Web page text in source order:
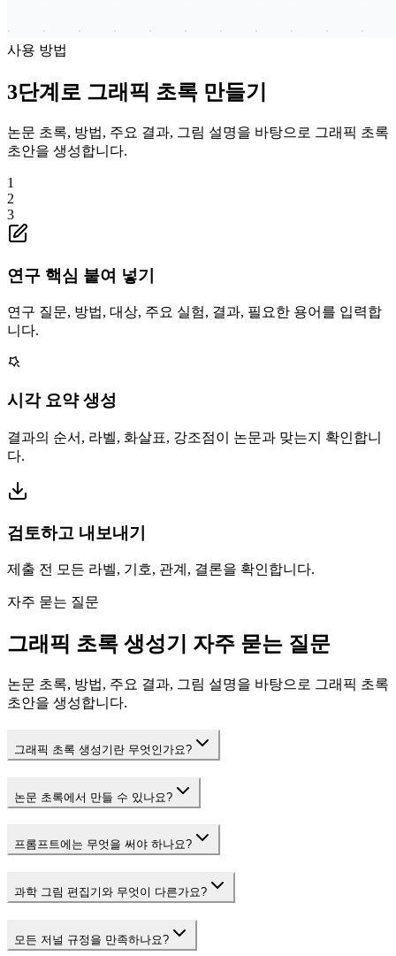
사용 방법
3단계로 그래픽 초록 만들기
논문 초록, 방법, 주요 결과, 그림 설명을 바탕으로 그래픽 초록
초안을 생성합니다.
1
2
3
연구 핵심 붙여 넣기
연구 질문, 방법, 대상, 주요 실험, 결과, 필요한 용어를 입력합
니다.
시각 요약 생성
결과의 순서, 라벨, 화살표, 강조점이 논문과 맞는지 확인합니
다.
검토하고 내보내기
제출 전 모든 라벨, 기호, 관계, 결론을 확인합니다.
자주 묻는 질문
그래픽 초록 생성기 자주 묻는 질문
논문 초록, 방법, 주요 결과, 그림 설명을 바탕으로 그래픽 초록
초안을 생성합니다.
그래픽 초록 생성기란 무엇인가요?
논문 초록에서 만들 수 있나요?
프롬프트에는 무엇을 써야 하나요?
과학 그림 편집기와 무엇이 다른가요?
모든 저널 규정을 만족하나요?